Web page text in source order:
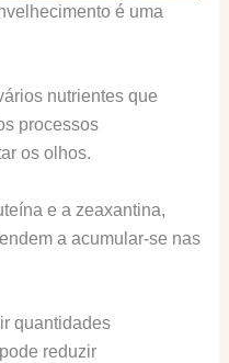
é uma
nutrientes que
processos
os olhos.
e a zeaxantina,
a acumular-se nas
quantidades
reduzir